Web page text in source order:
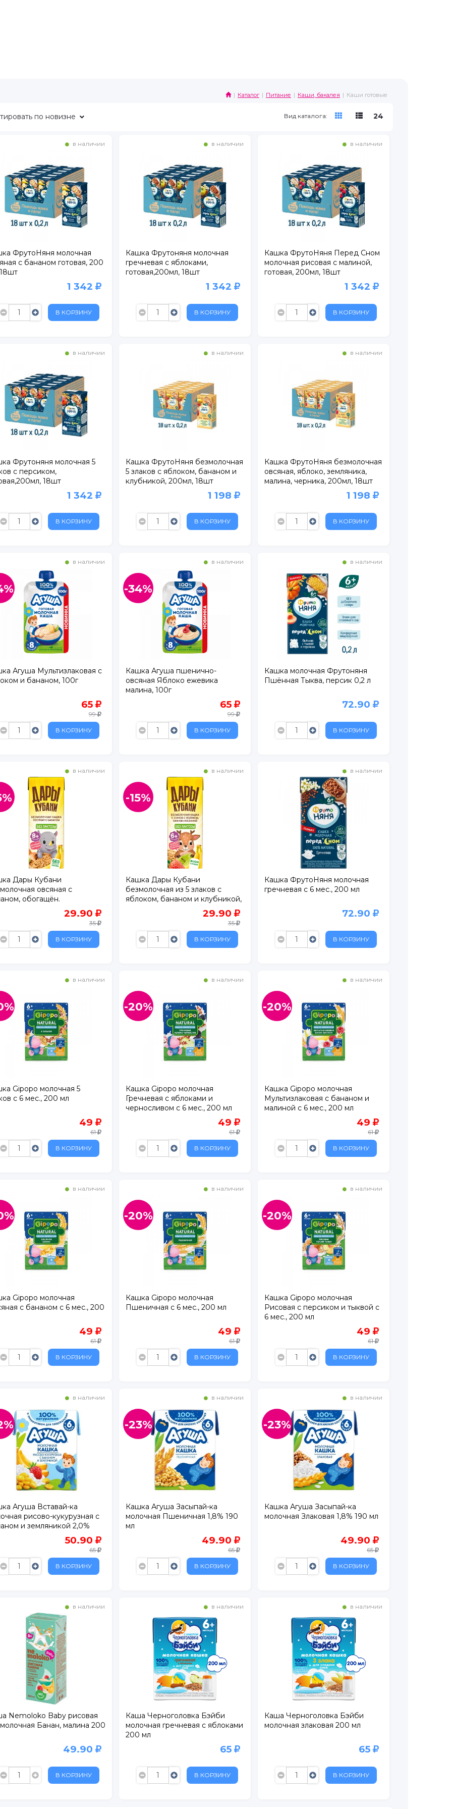
Каталог Питание Каши, бакалея Каши готовые
Кирпичник"
д. 134
Парк
по новизне 24
Вид каталога:
в наличии
ФрутоНяня молочная
с бананом готовая, 200
1 342
В КОРЗИНУ
в наличии
Кашка Фрутоняня молочная
гречневая с яблоками,
готовая,200мл, 18шт
1 342
В КОРЗИНУ
в наличии
Кашка ФрутоНяня Перед Сном
молочная рисовая с малиной,
готовая, 200мл, 18шт
1 342
В КОРЗИНУ
в наличии
Фрутоняня молочная 5
с персиком,
18шт
1 342
В КОРЗИНУ
в наличии
Кашка ФрутоНяня безмолочная
5 злаков с яблоком, бананом и
клубникой, 200мл, 18шт
1 198
В КОРЗИНУ
в наличии
Кашка ФрутоНяня безмолочная
овсяная, яблоко, земляника,
малина, черника, 200мл, 18шт
1 198
В КОРЗИНУ
в наличии
Агуша Мультизлаковая с
и бананом, 100г
65
99
В КОРЗИНУ
в наличии
-34%
Кашка Агуша пшенично-
овсяная Яблоко ежевика
малина, 100г
65
99
В КОРЗИНУ
в наличии
Кашка молочная Фрутоняня
Пшённая Тыква, персик 0,2 л
72.90
В КОРЗИНУ
в наличии
Дары Кубани
овсяная с
обогащён.
29.90
35
В КОРЗИНУ
в наличии
-15%
Кашка Дары Кубани
безмолочная из 5 злаков с
яблоком, бананом и клубникой,
обогащён. пребиотиком 200
29.90
35
В КОРЗИНУ
в наличии
Кашка ФрутоНяня молочная
гречневая с 6 мес., 200 мл
72.90
В КОРЗИНУ
в наличии
Gipopo молочная 5
с 6 мес., 200 мл
49
61
В КОРЗИНУ
в наличии
-20%
Кашка Gipopo молочная
Гречневая с яблоками и
черносливом с 6 мес., 200 мл
49
61
В КОРЗИНУ
в наличии
-20%
Кашка Gipopo молочная
Мультизлаковая с бананом и
малиной с 6 мес., 200 мл
49
61
В КОРЗИНУ
в наличии
Gipopo молочная
с бананом с 6 мес., 200
49
61
В КОРЗИНУ
в наличии
-20%
Кашка Gipopo молочная
Пшеничная с 6 мес., 200 мл
49
61
В КОРЗИНУ
в наличии
-20%
Кашка Gipopo молочная
Рисовая с персиком и тыквой с
6 мес., 200 мл
49
61
В КОРЗИНУ
в наличии
Агуша Вставай-ка
рисово-кукурузная с
и земляникой 2,0%
50.90
65
В КОРЗИНУ
в наличии
-23%
Кашка Агуша Засыпай-ка
молочная Пшеничная 1,8% 190
мл
49.90
65
В КОРЗИНУ
в наличии
-23%
Кашка Агуша Засыпай-ка
молочная Злаковая 1,8% 190 мл
49.90
65
В КОРЗИНУ
в наличии
Nemoloko Baby рисовая
Банан, малина 200
49.90
В КОРЗИНУ
в наличии
Каша Черноголовка Бэйби
молочная гречневая с яблоками
200 мл
65
В КОРЗИНУ
в наличии
Каша Черноголовка Бэйби
молочная злаковая 200 мл
65
В КОРЗИНУ